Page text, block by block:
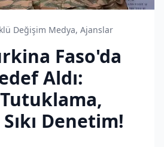
Değişim Medya, Ajanslar
Faso'da
Aldı:
Denetim!